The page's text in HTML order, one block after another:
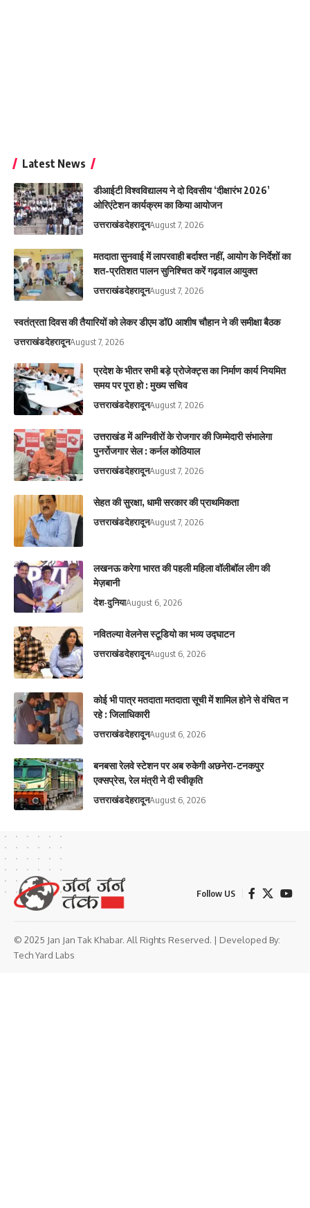
Latest News
डीआईटी विश्वविद्यालय ने दो दिवसीय ‘दीक्षारंभ 2026’
ओरिएंटेशन कार्यक्रम का किया आयोजन
उत्तराखंडदेहरादूनAugust 7, 2026
मतदाता सुनवाई में लापरवाही बर्दाश्त नहीं, आयोग के निर्देशों का
शत-प्रतिशत पालन सुनिश्चित करें गढ़वाल आयुक्त
उत्तराखंडदेहरादूनAugust 7, 2026
स्वतंत्रता दिवस की तैयारियों को लेकर डीएम डॉ0 आशीष चौहान ने की समीक्षा बैठक
उत्तराखंडदेहरादूनAugust 7, 2026
प्रदेश के भीतर सभी बड़े प्रोजेक्ट्स का निर्माण कार्य नियमित
समय पर पूरा हो : मुख्य सचिव
उत्तराखंडदेहरादूनAugust 7, 2026
उत्तराखंड में अग्निवीरों के रोजगार की जिम्मेदारी संभालेगा
पुनर्रोजगार सेल : कर्नल कोठियाल
उत्तराखंडदेहरादूनAugust 7, 2026
सेहत की सुरक्षा, धामी सरकार की प्राथमिकता
उत्तराखंडदेहरादूनAugust 7, 2026
लखनऊ करेगा भारत की पहली महिला वॉलीबॉल लीग की
मेज़बानी
देश-दुनियाAugust 6, 2026
नवितल्या वेलनेस स्टूडियो का भव्य उद्घाटन
उत्तराखंडदेहरादूनAugust 6, 2026
कोई भी पात्र मतदाता मतदाता सूची में शामिल होने से वंचित न
रहे : जिलाधिकारी
उत्तराखंडदेहरादूनAugust 6, 2026
बनबसा रेलवे स्टेशन पर अब रुकेगी अछनेरा-टनकपुर
एक्सप्रेस, रेल मंत्री ने दी स्वीकृति
उत्तराखंडदेहरादूनAugust 6, 2026
Follow US
© 2025 Jan Jan Tak Khabar. All Rights Reserved. | Developed By:
Tech Yard Labs